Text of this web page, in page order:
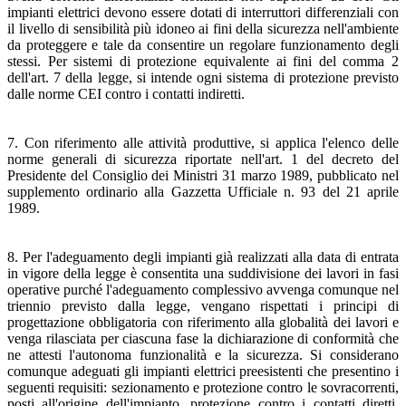
impianti elettrici devono essere dotati di interruttori differenziali con
il livello di sensibilità più idoneo ai fini della sicurezza nell'ambiente
da proteggere e tale da consentire un regolare funzionamento degli
stessi. Per sistemi di protezione equivalente ai fini del comma 2
dell'art. 7 della legge, si intende ogni sistema di protezione previsto
dalle norme CEI contro i contatti indiretti.
7. Con riferimento alle attività produttive, si applica l'elenco delle
norme generali di sicurezza riportate nell'art. 1 del decreto del
Presidente del Consiglio dei Ministri 31 marzo 1989, pubblicato nel
supplemento ordinario alla Gazzetta Ufficiale n. 93 del 21 aprile
1989.
8. Per l'adeguamento degli impianti già realizzati alla data di entrata
in vigore della legge è consentita una suddivisione dei lavori in fasi
operative purché l'adeguamento complessivo avvenga comunque nel
triennio previsto dalla legge, vengano rispettati i principi di
progettazione obbligatoria con riferimento alla globalità dei lavori e
venga rilasciata per ciascuna fase la dichiarazione di conformità che
ne attesti l'autonoma funzionalità e la sicurezza. Si considerano
comunque adeguati gli impianti elettrici preesistenti che presentino i
seguenti requisiti: sezionamento e protezione contro le sovracorrenti,